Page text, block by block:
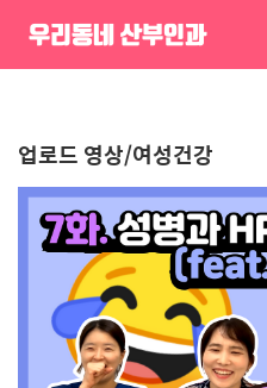
우리동네 산부인과
뇨기과 명품콜
술) - 우리동
업로드 영상/여성건강